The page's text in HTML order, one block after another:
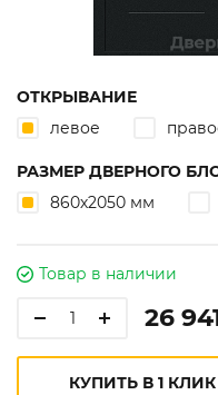
ОТКРЫВАНИЕ
левое
РАЗМЕР ДВЕРНОГО
860х2050 мм
Товар в наличии
26
КУПИТЬ В 1 КЛИК